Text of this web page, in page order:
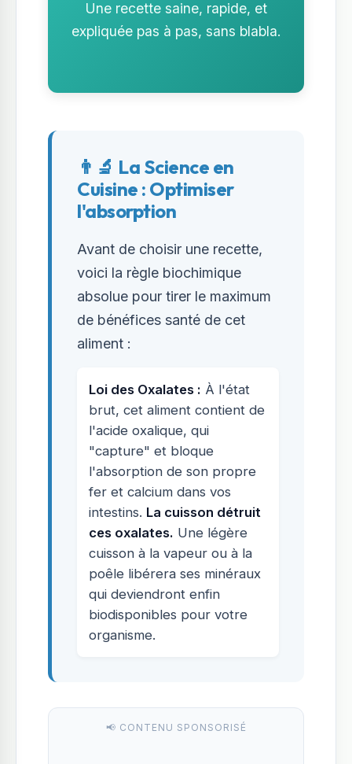
Une recette saine, rapide, et
expliquée pas à pas, sans blabla.
👨‍🔬 La Science en
Cuisine : Optimiser
l'absorption
Avant de choisir une recette,
voici la règle biochimique
absolue pour tirer le maximum
de bénéfices santé de cet
aliment :
Loi des Oxalates : À l'état
brut, cet aliment contient de
l'acide oxalique, qui
"capture" et bloque
l'absorption de son propre
fer et calcium dans vos
intestins. La cuisson détruit
ces oxalates. Une légère
cuisson à la vapeur ou à la
poêle libérera ses minéraux
qui deviendront enfin
biodisponibles pour votre
organisme.
📢 CONTENU SPONSORISÉ